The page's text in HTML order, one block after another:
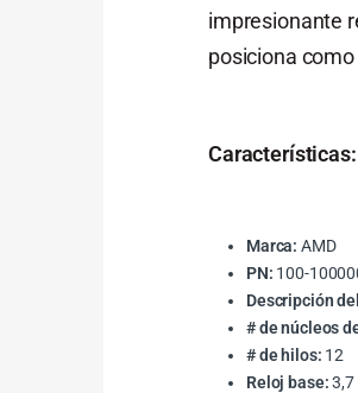
impresionante
posiciona
Características:
Marca: AMD
PN: 100-
Descripción
# de núcleos
# de hilos: 12
Reloj base:3,7